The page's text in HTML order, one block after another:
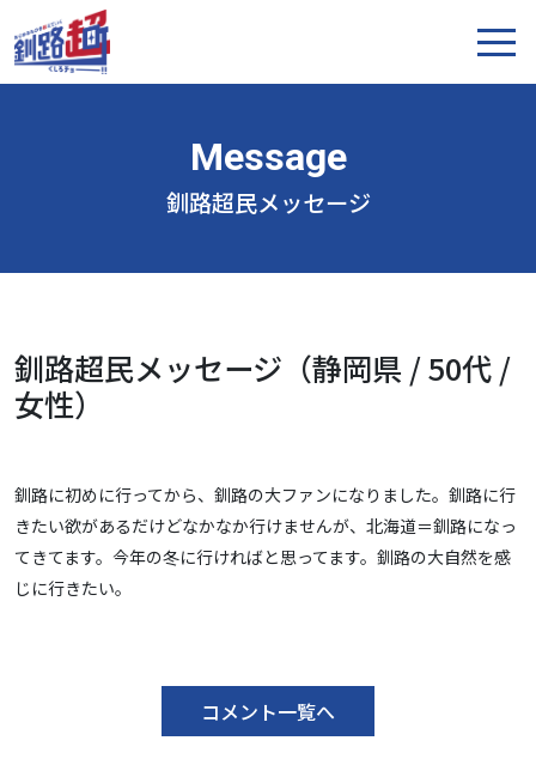
釧路超民メッセージ
釧路超民メッセージ（静岡県 / 50代 /
女性）
釧路に初めに行ってから、釧路の大ファンになりました。釧路に行
きたい欲があるだけどなかなか行けませんが、北海道＝釧路になっ
てきてます。今年の冬に行ければと思ってます。釧路の大自然を感
じに行きたい。
コメント一覧へ